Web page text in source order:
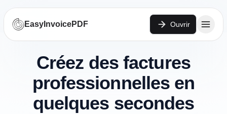
EasyInvoicePDF Ouvrir
Créez des factures
professionnelles en
quelques secondes